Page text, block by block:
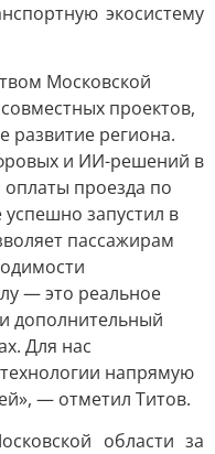
экосистему
Московской
проектов,
развитие региона.
и ИИ-решений в
оплаты проезда по
запустил в
пассажирам
— это реальное
дополнительный
Для нас
напрямую
— отметил Титов.
области за